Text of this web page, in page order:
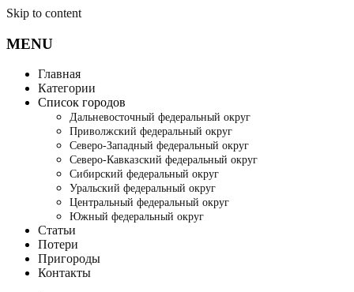
Skip to content
MENU
Главная
Категории
Список городов
Дальневосточный федеральный округ
Приволжский федеральный округ
Северо-Западный федеральный округ
Северо-Кавказский федеральный округ
Сибирский федеральный округ
Уральский федеральный округ
Центральный федеральный округ
Южный федеральный округ
Статьи
Потери
Пригороды
Контакты